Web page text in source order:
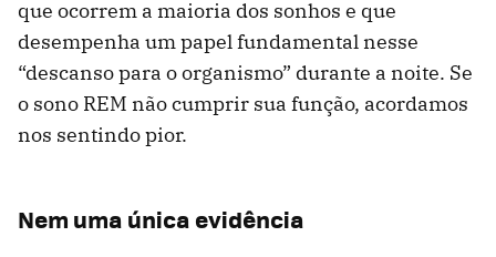
que ocorrem a maioria dos sonhos e que
desempenha um papel fundamental nesse
“descanso para o organismo” durante a noite. Se
o sono REM não cumprir sua função, acordamos
nos sentindo pior.
Nem uma única evidência